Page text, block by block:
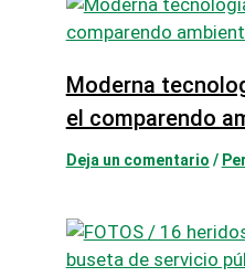
Moderna
el comparendo
Deja un comentario /